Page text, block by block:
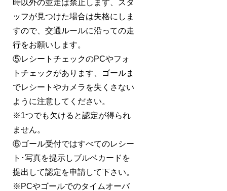
時以外の並走は禁止します、スタ
ッフが見つけた場合は失格にしま
すので、交通ルールに沿っての走
行をお願いします。
⑤レシートチェックのPCやフォ
トチェックがあります、ゴールま
でレシートやカメラを失くさない
ように注意してください。
※1つでも欠けると認定が得られ
ません。
⑥ゴール受付ではすべてのレシー
ト･写真を提示しブルベカードを
提出して認定を申請して下さい。
※PCやゴールでのタイムオーバ